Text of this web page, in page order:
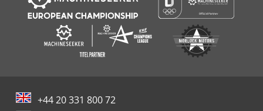
+44 20 331 800 72